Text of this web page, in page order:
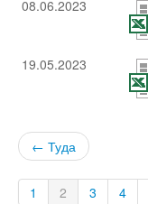
08.06.2023
19.05.2023
← Туда
1 2 3 4